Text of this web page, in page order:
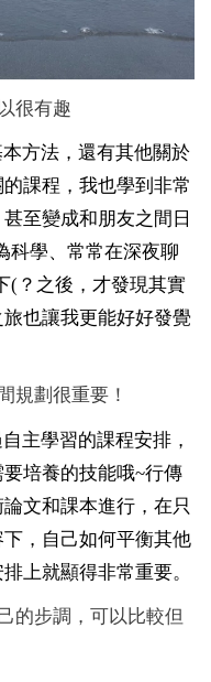
很有趣
方法，還有其他關於
課程，我也學到非常
至變成和朋友之間日
科學、常常在深夜聊
(？之後，才發現其實
也讓我更能好好發覺
規劃很重要！
主學習的課程安排，
培養的技能哦~行傳
文和課本進行，在只
，自己如何平衡其他
上就顯得非常重要。
的步調，可以比較但